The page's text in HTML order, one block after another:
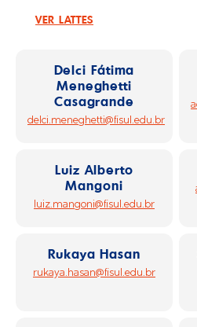
VER LATTES
Delci Fátima
Meneghetti
Casagrande
delci.meneghetti@fisul.edu.br
Luiz Alberto
Mangoni
luiz.mangoni@fisul.edu.br
Rukaya Hasan
rukaya.hasan@fisul.edu.br